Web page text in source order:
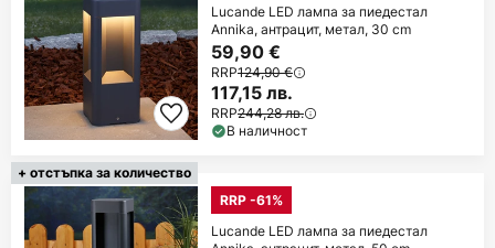
Lucande LED лампа за пиедестал
Annika, антрацит, метал, 30 cm
59,90 €
RRP124,90 €
117,15 лв.
RRP244,28 лв.
В наличност
+ отстъпка за количество
RRP -61%
Lucande LED лампа за пиедестал